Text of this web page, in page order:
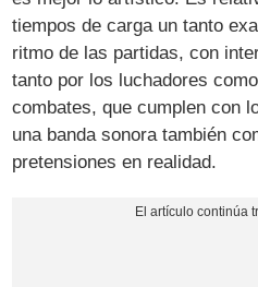
tiempos de carga un tanto
ritmo de las partidas, con
tanto por los luchadores
combates, que cumplen con
una banda sonora también
pretensiones en realidad.